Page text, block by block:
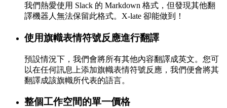
我們熱愛使用 Slack 的 Markdown 格式，但發現其他翻
譯機器人無法保留此格式。X-late 卻能做到！
使用旗幟表情符號反應進行翻譯
預設情況下，我們會將所有其他內容翻譯成英文。您可
以在任何訊息上添加旗幟表情符號反應，我們便會將其
翻譯成該旗幟所代表的語言。
整個工作空間的單一價格